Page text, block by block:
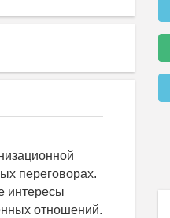
переговорах.
интересы
отношений.